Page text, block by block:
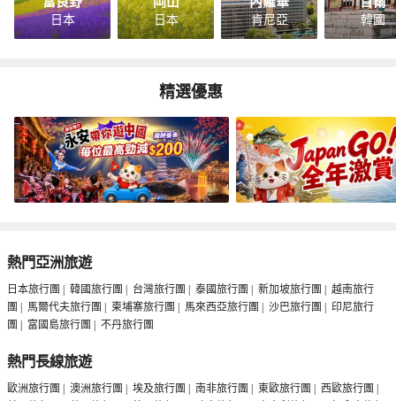
日本 日本 肯尼亞 韓國
精選優惠
熱門亞洲旅遊
日本旅行團 | 韓國旅行團 | 台灣旅行團 | 泰國旅行團 | 新加坡旅行團 | 越南旅行
團 | 馬爾代夫旅行團 | 柬埔寨旅行團 | 馬來西亞旅行團 | 沙巴旅行團 | 印尼旅行
團 | 富國島旅行團 | 不丹旅行團
熱門長線旅遊
歐洲旅行團 | 澳洲旅行團 | 埃及旅行團 | 南非旅行團 | 東歐旅行團 | 西歐旅行團 |